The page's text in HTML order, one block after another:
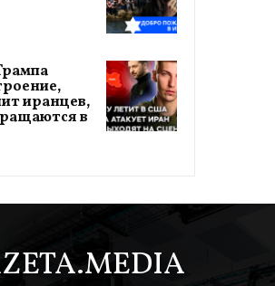
иранцев,
в